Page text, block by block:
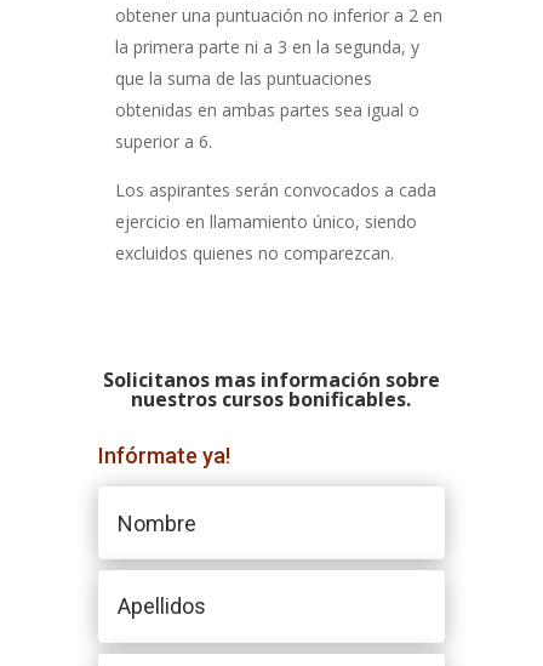
obtener una puntuación no inferior a 2 en
la primera parte ni a 3 en la segunda, y
que la suma de las puntuaciones
obtenidas en ambas partes sea igual o
superior a 6.
Los aspirantes serán convocados a cada
ejercicio en llamamiento único, siendo
excluidos quienes no comparezcan.
Solicitanos mas información sobre
nuestros cursos bonificables.
Infórmate ya!